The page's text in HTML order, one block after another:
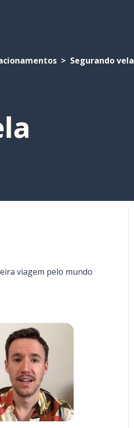
Segurando vela
viagem pelo mundo